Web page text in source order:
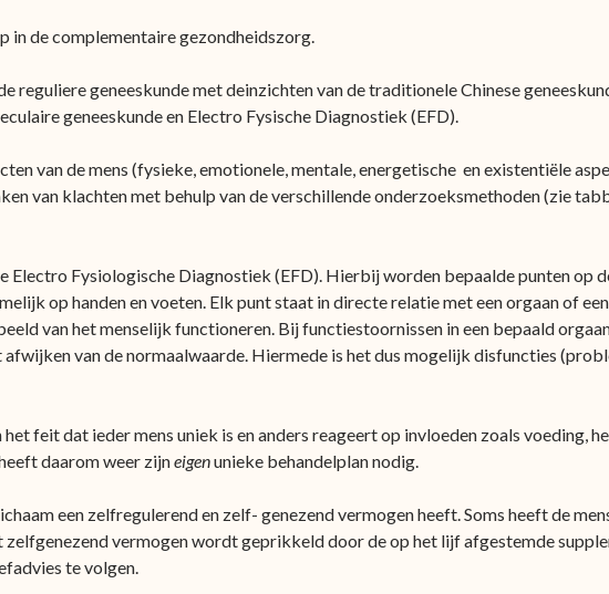
in de complementaire gezondheidszorg.
reguliere geneeskunde met deinzichten van de traditionele Chinese
geneeskunde en Electro Fysische Diagnostiek (EFD).
van de mens (fysieke, emotionele, mentale, energetische en existentiële
van klachten met behulp van de verschillende onderzoeksmethoden (zie
Electro Fysiologische Diagnostiek (EFD). Hierbij worden bepaalde punten op
op handen en voeten. Elk punt staat in directe relatie met een orgaan of een
van het menselijk functioneren. Bij functiestoornissen in een bepaald
van de normaalwaarde. Hiermede is het dus mogelijk disfuncties
feit dat ieder mens uniek is en anders reageert op invloeden zoals voeding,
daarom weer zijneigenunieke behandelplan nodig.
een zelfregulerend en zelf- genezend vermogen heeft. Soms heeft de
vermogen wordt geprikkeld door de op het lijf afgestemde
te volgen.